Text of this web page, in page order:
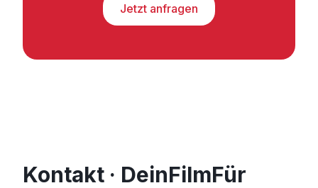
Jetzt anfragen
Kontakt · DeinFilmFür